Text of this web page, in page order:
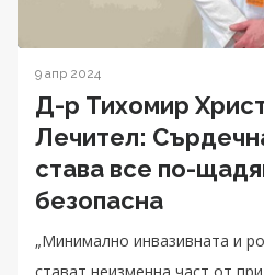
9 апр 2024
Д-р Тихомир
Лечител:
става все по-
безопасна
„Минимално инвазивната и
стават неизменна част от